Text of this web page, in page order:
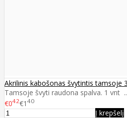
Akrilinis kabošonas švytintis tamsoje
Tamsoje švyti raudona spalva. 1 vnt ..
€042€1 40
Į krepšelį